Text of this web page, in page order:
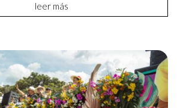
leer más